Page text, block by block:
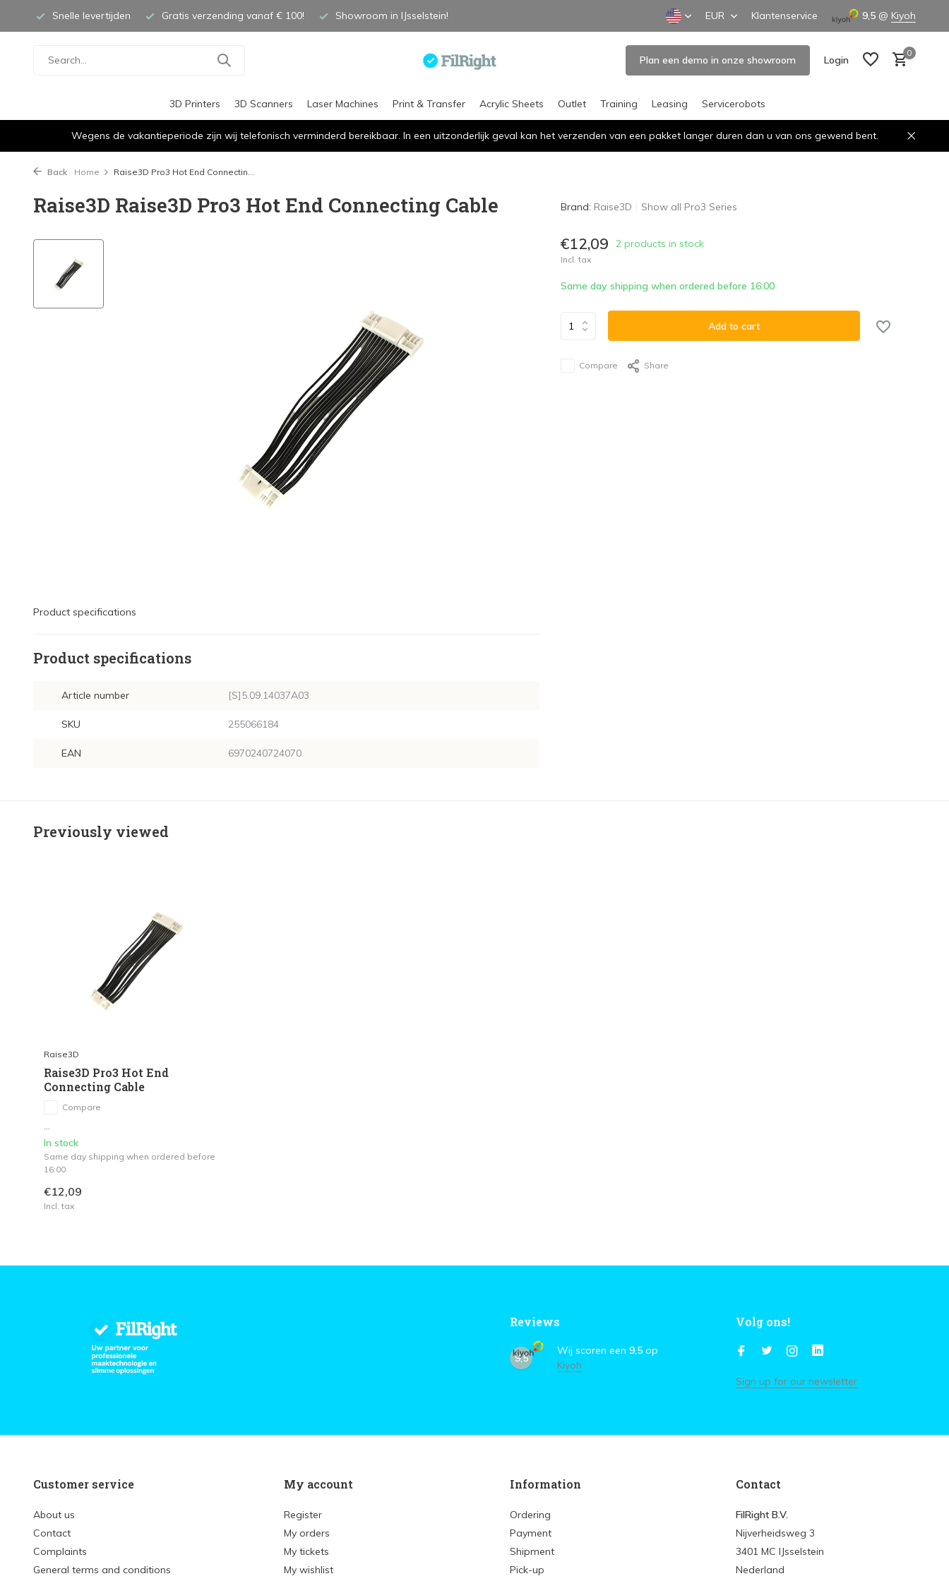
Snelle levertijden Gratis verzending vanaf € 100! Showroom in IJsselstein! EUR Klantenservice 9,5 @ Kiyoh
Plan een demo in onze showroom Login
0
3D Printers 3D Scanners Laser Machines Print & Transfer Acrylic Sheets Outlet Training Leasing Servicerobots
Wegens de vakantieperiode zijn wij telefonisch verminderd bereikbaar. In een uitzonderlijk geval kan het verzenden van een pakket langer duren dan u van ons gewend bent.
Back Home Raise3D Pro3 Hot End Connectin...
Raise3D Raise3D Pro3 Hot End Connecting Cable
Product specifications
Product specifications
Article number [S]5.09.14037A03
SKU 255066184
EAN 6970240724070
Brand: Raise3D Show all Pro3 Series
€12,09 2 products in stock
Incl. tax
Same day shipping when ordered before 16:00
Add to cart
Compare Share
Previously viewed
Raise3D
Raise3D Pro3 Hot End
Connecting Cable
Compare
In stock
Same day shipping when ordered before
16:00
€12,09
Incl. tax
Reviews
9,5
Wij scoren een 9,5 op
Kiyoh
Volg ons!
Sign up for our newsletter
Customer service
About us
Contact
Complaints
General terms and conditions
My account
Register
My orders
My tickets
My wishlist
Information
Ordering
Payment
Shipment
Pick-up
Contact
FilRight B.V.
Nijverheidsweg 3
3401 MC IJsselstein
Nederland